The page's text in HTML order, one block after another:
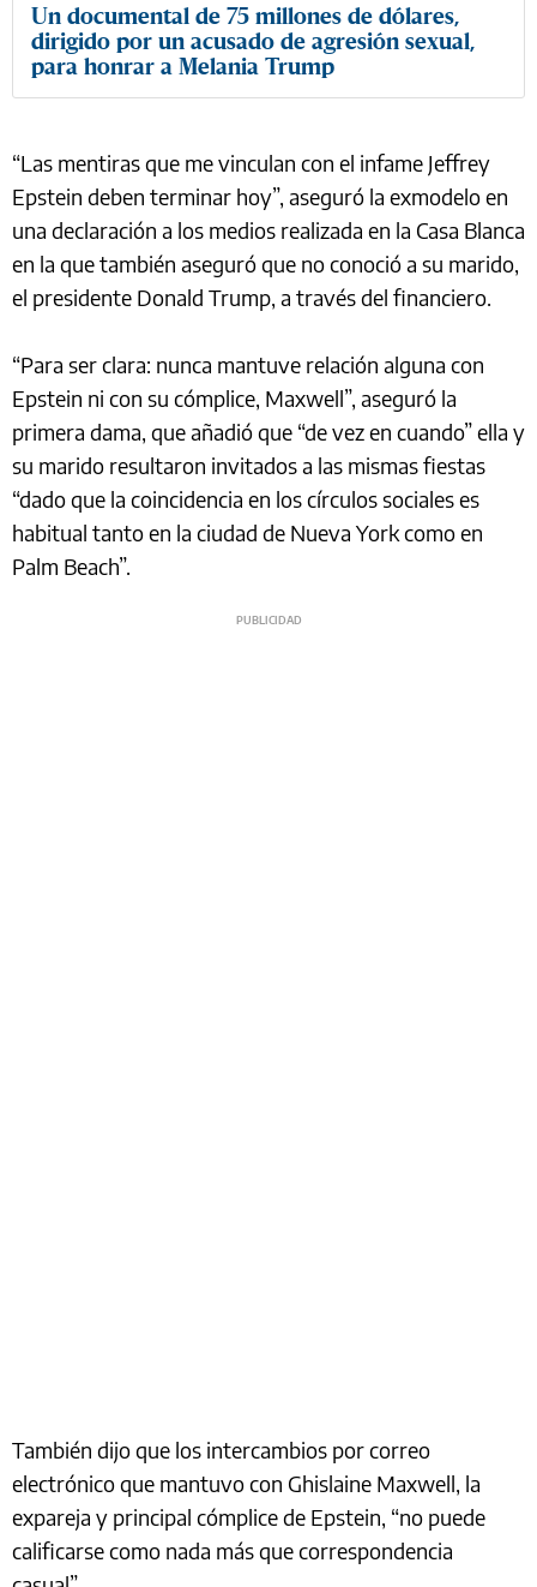
Un documental de 75 millones de dólares,
dirigido por un acusado de agresión sexual,
para honrar a Melania Trump
“Las mentiras que me vinculan con el infame Jeffrey
Epstein deben terminar hoy”, aseguró la exmodelo en
una declaración a los medios realizada en la Casa Blanca
en la que también aseguró que no conoció a su marido,
el presidente Donald Trump, a través del financiero.
“Para ser clara: nunca mantuve relación alguna con
Epstein ni con su cómplice, Maxwell”, aseguró la
primera dama, que añadió que “de vez en cuando” ella y
su marido resultaron invitados a las mismas fiestas
“dado que la coincidencia en los círculos sociales es
habitual tanto en la ciudad de Nueva York como en
Palm Beach”.
También dijo que los intercambios por correo
electrónico que mantuvo con Ghislaine Maxwell, la
expareja y principal cómplice de Epstein, “no puede
calificarse como nada más que correspondencia